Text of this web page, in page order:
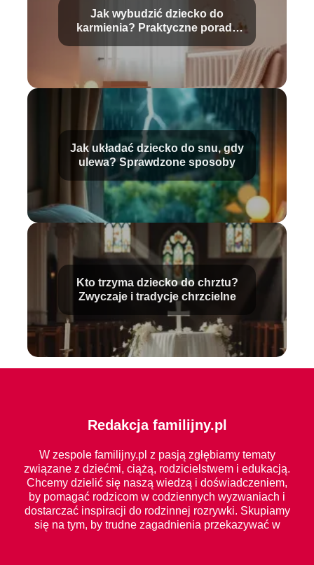
Jak wybudzić dziecko do
karmienia? Praktyczne porady
Jak układać dziecko do snu, gdy
ulewa? Sprawdzone sposoby
Kto trzyma dziecko do chrztu?
Zwyczaje i tradycje chrzcielne
Redakcja familijny.pl
W zespole familijny.pl z pasją zgłębiamy tematy
związane z dziećmi, ciążą, rodzicielstwem i edukacją.
Chcemy dzielić się naszą wiedzą i doświadczeniem,
by pomagać rodzicom w codziennych wyzwaniach i
dostarczać inspiracji do rodzinnej rozrywki. Skupiamy
się na tym, by trudne zagadnienia przekazywać w